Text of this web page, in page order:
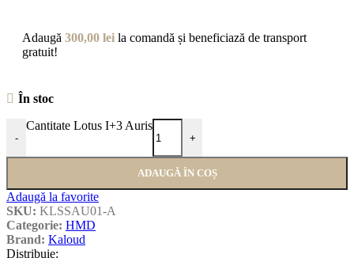
Adaugă 300,00 lei la comandă și beneficiază de transport
gratuit!
În stoc
-
Cantitate Lotus I+3 Auris
+
ADAUGĂ ÎN COȘ
Adaugă la favorite
SKU: KLSSAU01-A
Categorie: HMD
Brand: Kaloud
Distribuie: